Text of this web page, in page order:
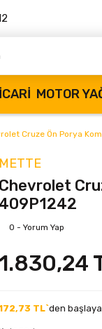
MOTOR
Cruze Ön Porya
METTE
Chevrolet
409P1242
0 - Yorum Yap
TL`den